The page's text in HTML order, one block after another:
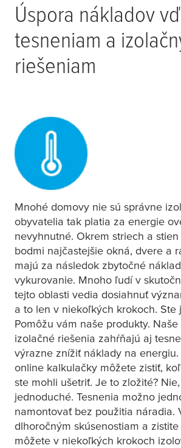
Úspora nákladov
tesneniam a
riešeniam
Mnohé domovy nie sú správne
obyvatelia tak platia za energie
nevyhnutné. Okrem striech a
bodmi najčastejšie okná, dvere a
majú za následok zbytočné
vykurovanie. Mnoho ľudí v
tejto oblasti vedia dosiahnuť
a to len v niekoľkých krokoch. Ste
Pomôžu vám naše produkty.
izolačné riešenia zahŕňajú aj
výrazne znížiť náklady na energiu.
online kalkulačky môžete zistiť,
ste mohli ušetriť. Je to zložité?
jednoduché. Tesnenia možno
namontovať bez použitia náradia.
dlhoročným skúsenostiam a
môžete v niekoľkých krokoch